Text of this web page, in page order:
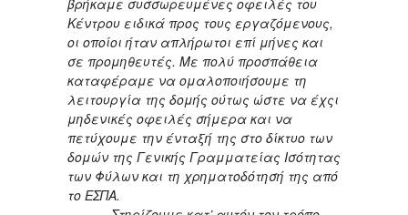
Κέντρου ειδικά προς τους εργαζόμενους,
οι οποίοι ήταν απλήρωτοι επί μήνες και
σε προμηθευτές. Με πολύ προσπάθεια
καταφέραμε να ομαλοποιήσουμε τη
λειτουργία της δομής ούτως ώστε να έχςι
μηδενικές οφειλές σήμερα και να
πετύχουμε την ένταξή της στο δίκτυο των
δομών της Γενικής Γραμματείας Ισότητας
των Φύλων και τη χρηματοδότησή της από
το ΕΣΠΑ.